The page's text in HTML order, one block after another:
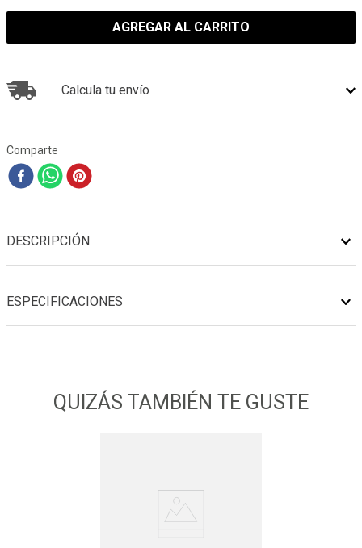
AGREGAR AL CARRITO
Calcula tu envío
Comparte
DESCRIPCIÓN
ESPECIFICACIONES
QUIZÁS TAMBIÉN TE GUSTE